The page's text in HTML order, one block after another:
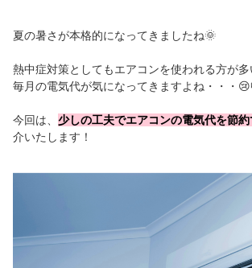
夏の暑さが本格的になってきましたね🌞
熱中症対策としてもエアコンを使われる方が多
毎月の電気代が気になってきますよね・・・
今回は、 少しの工夫でエアコンの電気代を節
介いたします！